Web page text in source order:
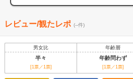
レビュー/観たレポ (--件)
男女比 年齢層
半々 年齢問わず
[1票／1票] [1票／1票]